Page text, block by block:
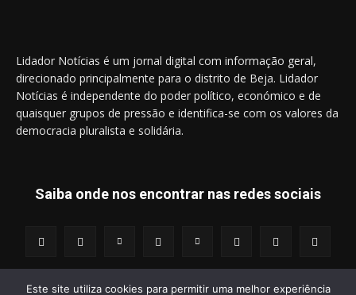
Lidador Notícias é um jornal digital com informação geral,
direcionado principalmente para o distrito de Beja. Lidador
Notícias é independente do poder político, económico e de
quaisquer grupos de pressão e identifica-se com os valores da
democracia pluralista e solidária.
Saiba onde nos encontrar nas redes sociais
Este site utiliza cookies para permitir uma melhor experiência